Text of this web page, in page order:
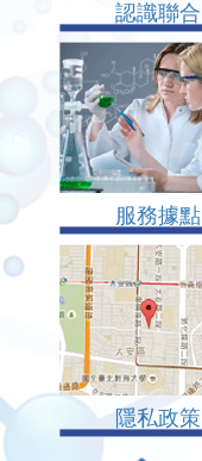
認識聯合
服務據點
隱私政策